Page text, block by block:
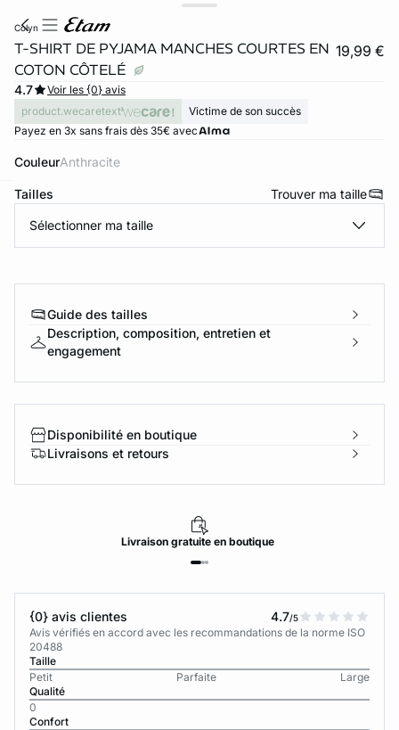
colyn
T-SHIRT DE PYJAMA MANCHES COURTES EN
COTON CÔTELÉ
19,99 €
4.7
Voir les {0} avis
product.wecaretext
Victime de son succès
Payez en 3x sans frais dès 35€ avec
Couleur anthracite
Tailles Trouver ma taille
Sélectionner ma taille
Guide des tailles
Description, composition, entretien et
engagement
Disponibilité en boutique
Livraisons et retours
Livraisongratuiteen boutique
{0} avis clientes 4.7/5
Avis vérifiés en accord avec les recommandations de la norme ISO
20488
Taille
Petit
Parfaite
Large
Qualité
0
Confort